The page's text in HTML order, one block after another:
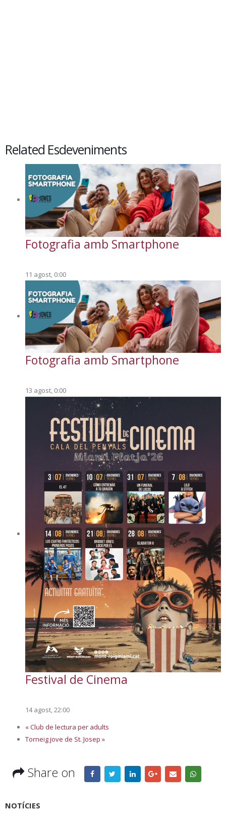
Related Esdeveniments
Fotografia amb Smartphone
11 agost, 0:00
Fotografia amb Smartphone
13 agost, 0:00
Festival de Cinema
14 agost, 22:00
«Club de lectura per adults
Torneig jove de St. Josep »
Share on
NOTÍCIES